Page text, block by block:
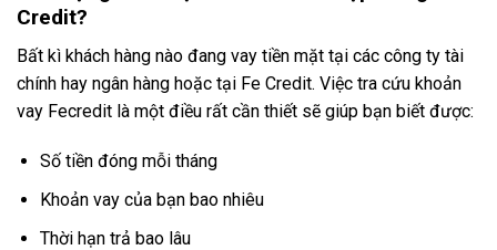
Credit?
Bất kì khách hàng nào đang vay tiền mặt tại các công ty tài
chính hay ngân hàng hoặc tại Fe Credit. Việc tra cứu khoản
vay Fecredit là một điều rất cần thiết sẽ giúp bạn biết được:
Số tiền đóng mỗi tháng
Khoản vay của bạn bao nhiêu
Thời hạn trả bao lâu